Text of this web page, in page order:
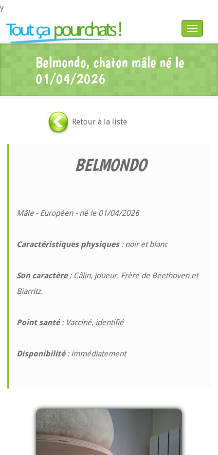
y
Toggle
Belmondo, chaton mâle né le
01/04/2026
Retour à la liste
BELMONDO
Mâle - Européen - né le 01/04/2026
Caractéristiques physiques: noir et blanc
Son caractère: Câlin, joueur. Frère de Beethoven et
Biarritz.
Point santé: Vacciné, identifié
Disponibilité: immédiatement